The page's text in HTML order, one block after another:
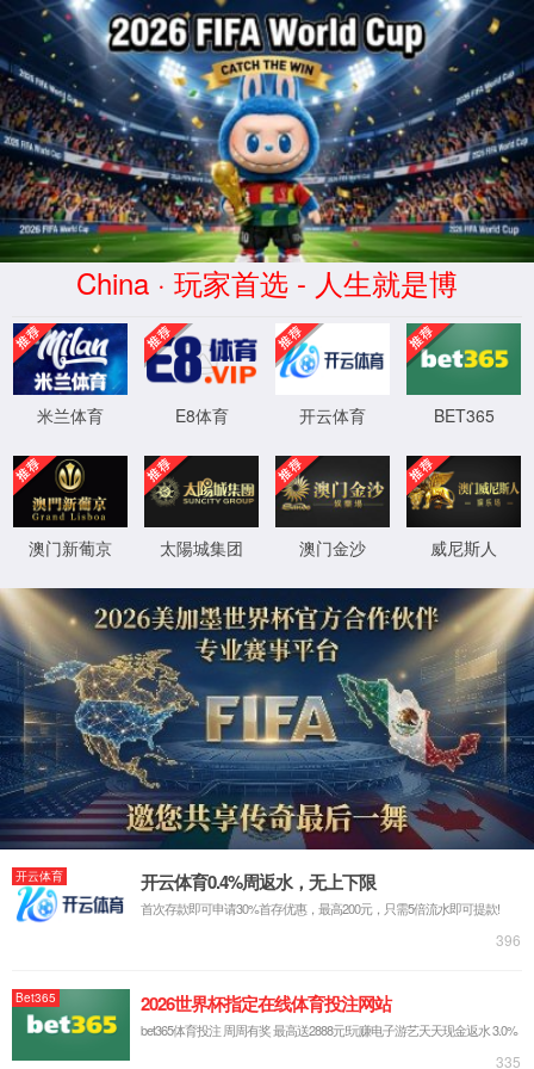
很抱歉，您访问的页面不存在！
请仔细检查您输入的网址是否正确。
返回官网
XML 地图